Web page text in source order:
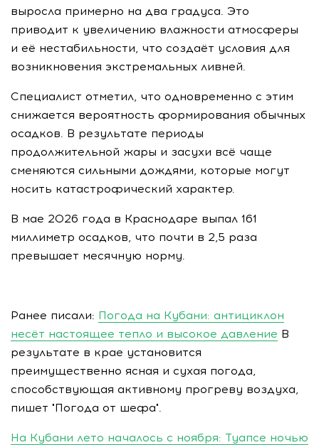
выросла примерно на два градуса. Это
приводит к увеличению влажности атмосферы
и её нестабильности, что создаёт условия для
возникновения экстремальных ливней.
Специалист отметил, что одновременно с этим
снижается вероятность формирования обычных
осадков. В результате периоды
продолжительной жары и засухи всё чаще
сменяются сильными дождями, которые могут
носить катастрофический характер.
В мае 2026 года в Краснодаре выпал 161
миллиметр осадков, что почти в 2,5 раза
превышает месячную норму.
Ранее писали: Погода на Кубани: антициклон
несёт настоящее тепло и высокое давление В
результате в крае установится
преимущественно ясная и сухая погода,
способствующая активному прогреву воздуха,
пишет "Погода от шефа".
На Кубани лето началось с ноября: Туапсе ночью